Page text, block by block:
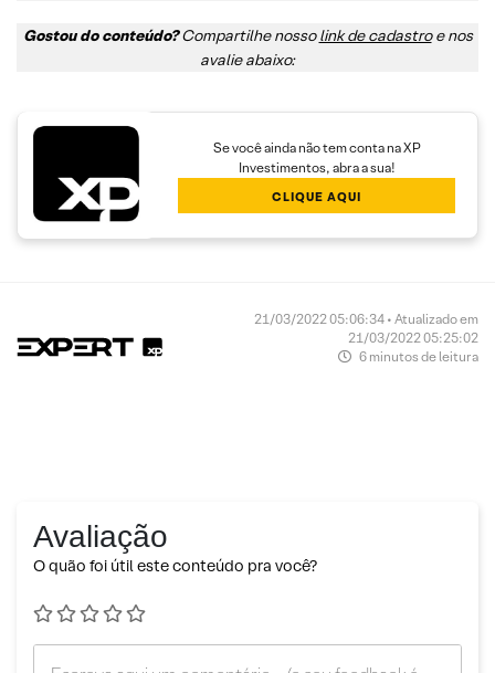
Gostou do conteúdo?Compartilhe nossolink de cadastroe nos
avalie abaixo:
Se você ainda não tem conta na XP
Investimentos, abra a sua!
CLIQUE AQUI
21/03/2022 05:06:34 • Atualizado em
21/03/2022 05:25:02
6 minutos de leitura
Avaliação
O quão foi útil este conteúdo pra você?